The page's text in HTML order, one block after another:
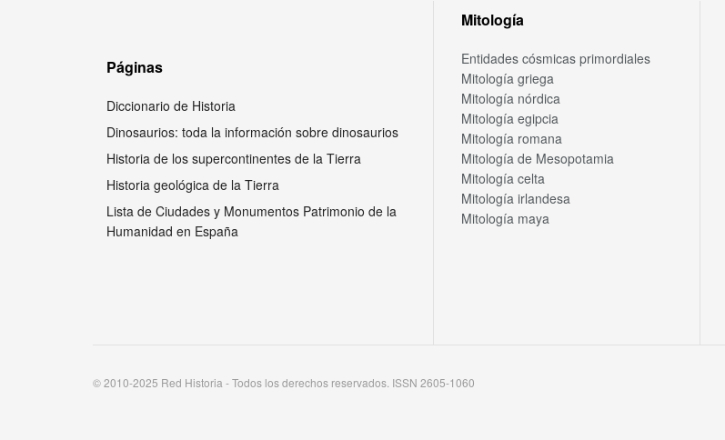
Páginas
Diccionario de Historia
Dinosaurios: toda la información sobre dinosaurios
Historia de los supercontinentes de la Tierra
Historia geológica de la Tierra
Lista de Ciudades y Monumentos Patrimonio de la
Humanidad en España
Mitología
Entidades cósmicas primordiales
Mitología griega
Mitología nórdica
Mitología egipcia
Mitología romana
Mitología de Mesopotamia
Mitología celta
Mitología irlandesa
Mitología maya
© 2010-2025 Red Historia - Todos los derechos reservados. ISSN 2605-1060